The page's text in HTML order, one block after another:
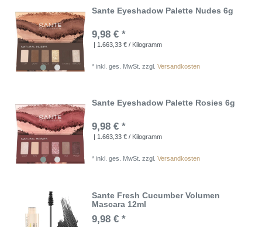
Sante Eyeshadow Palette Nudes 6g
9,98 € *
| 1.663,33 € / Kilogramm
*inkl. ges. MwSt. zzgl.Versandkosten
Sante Eyeshadow Palette Rosies 6g
9,98 € *
| 1.663,33 € / Kilogramm
*inkl. ges. MwSt. zzgl.Versandkosten
Sante Fresh Cucumber Volumen
Mascara 12ml
9,98 € *